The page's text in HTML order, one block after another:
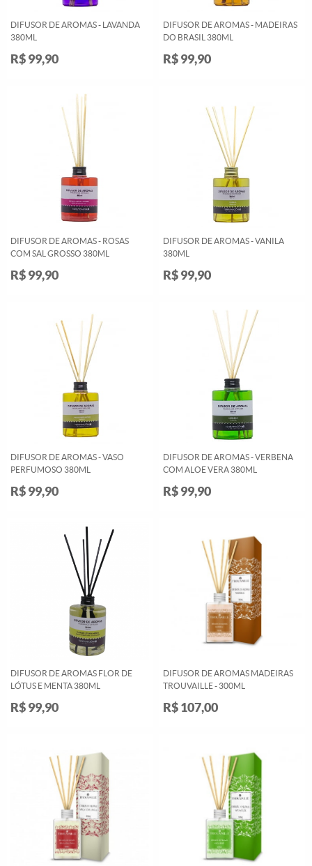
DIFUSOR DE AROMAS - LAVANDA
380ML
R$ 99,90
DIFUSOR DE AROMAS - MADEIRAS
DO BRASIL 380ML
R$ 99,90
DIFUSOR DE AROMAS - ROSAS
COM SAL GROSSO 380ML
R$ 99,90
DIFUSOR DE AROMAS - VANILA
380ML
R$ 99,90
DIFUSOR DE AROMAS - VASO
PERFUMOSO 380ML
R$ 99,90
DIFUSOR DE AROMAS - VERBENA
COM ALOE VERA 380ML
R$ 99,90
DIFUSOR DE AROMAS FLOR DE
LÓTUS E MENTA 380ML
R$ 99,90
DIFUSOR DE AROMAS MADEIRAS
TROUVAILLE - 300ML
R$ 107,00